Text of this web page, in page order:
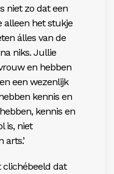
niet zo dat een
alleen het stukje
álles van de
niks. Jullie
en hebben
een wezenlijk
kennis en
kennis en
is, niet
clichébeeld dat